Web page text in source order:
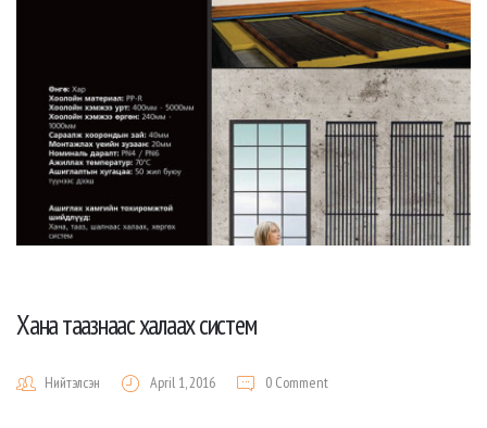
Хана таазнаас халаах систем
Нийтэлсэн April 1, 2016 0 Comment